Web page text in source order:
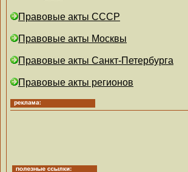
Правовые акты СССР
Правовые акты Москвы
Правовые акты Санкт-Петербурга
Правовые акты регионов